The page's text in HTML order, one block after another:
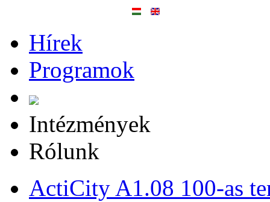
Hírek
Programok
Intézmények
Rólunk
ActiCity A1.08 100-as